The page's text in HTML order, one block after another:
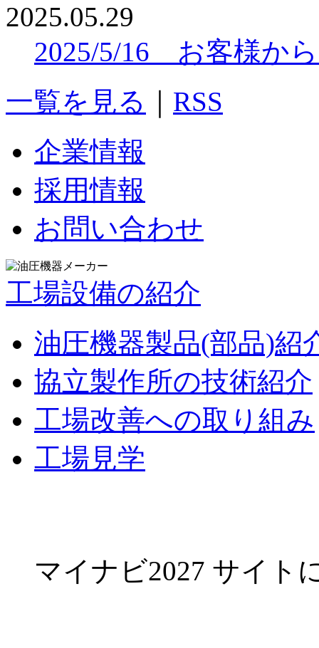
2025.05.29
2025/5/16 お客様か
一覧を見る
RSS
企業情報
採用情報
お問い合わせ
工場設備の紹介
油圧機器製品(部品)紹
協立製作所の技術紹介
工場改善への取り組み
工場見学
マイナビ2027 サイト